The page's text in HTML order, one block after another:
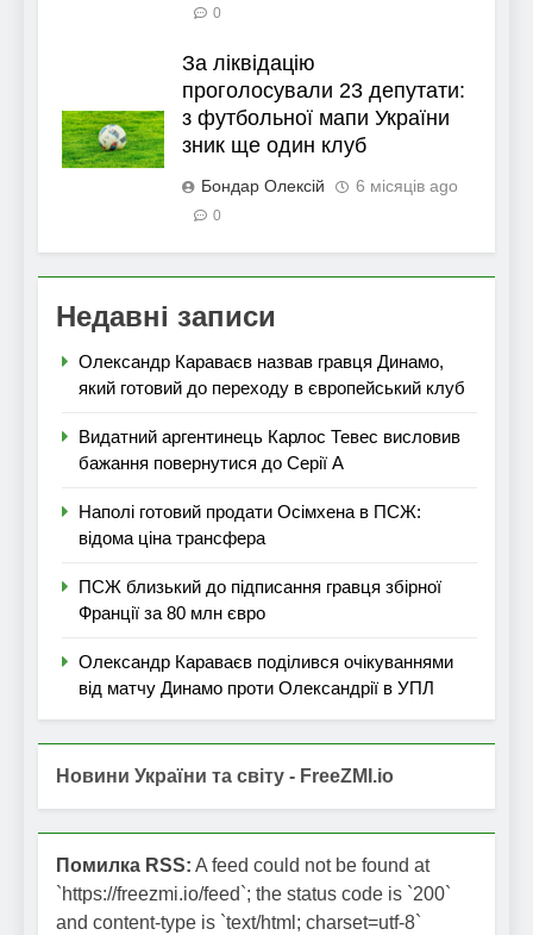
0
За ліквідацію
проголосували 23 депутати:
з футбольної мапи України
зник ще один клуб
Бондар Олексій 6 місяців ago
0
Недавні записи
Олександр Караваєв назвав гравця Динамо,
який готовий до переходу в європейський клуб
Видатний аргентинець Карлос Тевес висловив
бажання повернутися до Серії А
Наполі готовий продати Осімхена в ПСЖ:
відома ціна трансфера
ПСЖ близький до підписання гравця збірної
Франції за 80 млн євро
Олександр Караваєв поділився очікуваннями
від матчу Динамо проти Олександрії в УПЛ
Новини України та світу - FreeZMI.io
Помилка RSS: A feed could not be found at
`https://freezmi.io/feed`; the status code is `200`
and content-type is `text/html; charset=utf-8`